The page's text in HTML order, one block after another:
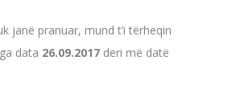
janë pranuar, mund t’i tërheqin
data 26.09.2017 deri më datë